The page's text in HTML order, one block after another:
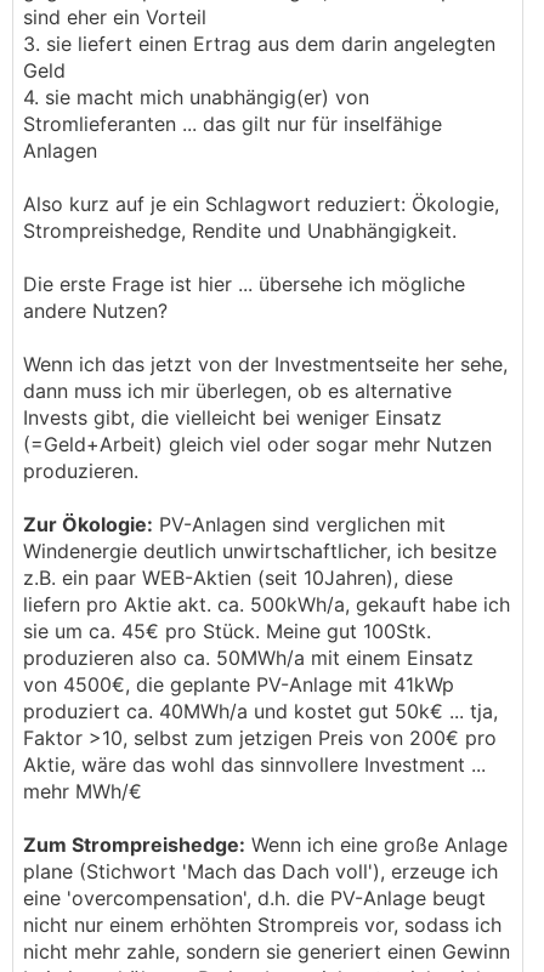
sind eher ein Vorteil
3. sie liefert einen Ertrag aus dem darin angelegten
Geld
4. sie macht mich unabhängig(er) von
Stromlieferanten ... das gilt nur für inselfähige
Anlagen
Also kurz auf je ein Schlagwort reduziert: Ökologie,
Strompreishedge, Rendite und Unabhängigkeit.
Die erste Frage ist hier ... übersehe ich mögliche
andere Nutzen?
Wenn ich das jetzt von der Investmentseite her sehe,
dann muss ich mir überlegen, ob es alternative
Invests gibt, die vielleicht bei weniger Einsatz
(=Geld+Arbeit) gleich viel oder sogar mehr Nutzen
produzieren.
Zur Ökologie: PV-Anlagen sind verglichen mit
Windenergie deutlich unwirtschaftlicher, ich besitze
z.B. ein paar WEB-Aktien (seit 10Jahren), diese
liefern pro Aktie akt. ca. 500kWh/a, gekauft habe ich
sie um ca. 45€ pro Stück. Meine gut 100Stk.
produzieren also ca. 50MWh/a mit einem Einsatz
von 4500€, die geplante PV-Anlage mit 41kWp
produziert ca. 40MWh/a und kostet gut 50k€ ... tja,
Faktor >10, selbst zum jetzigen Preis von 200€ pro
Aktie, wäre das wohl das sinnvollere Investment ...
mehr MWh/€
Zum Strompreishedge: Wenn ich eine große Anlage
plane (Stichwort 'Mach das Dach voll'), erzeuge ich
eine 'overcompensation', d.h. die PV-Anlage beugt
nicht nur einem erhöhten Strompreis vor, sodass ich
nicht mehr zahle, sondern sie generiert einen Gewinn